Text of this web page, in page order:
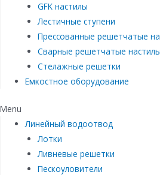
GFK настилы
Лестичные ступени
Прессованные решетчатые
Сварные решетчатые настилы
Стелажные решетки
Емкостное оборудование
Menu
Линейный водоотвод
Лотки
Ливневые решетки
Пескоуловители